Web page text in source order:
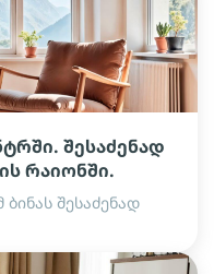
შესაძენად
რაიონში.
შესაძენად